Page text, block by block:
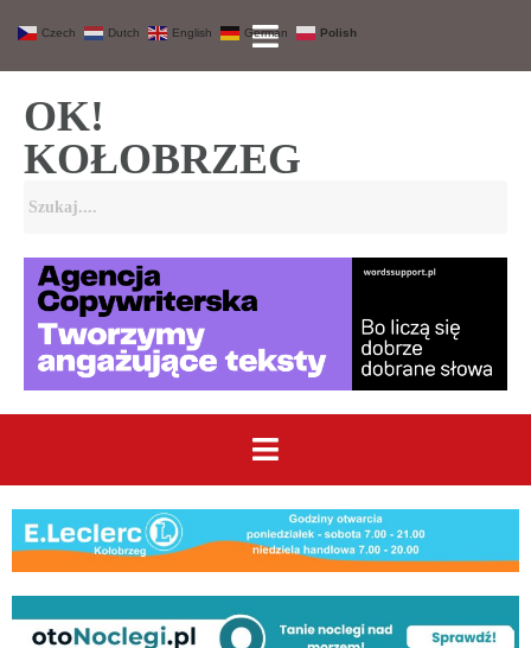
OK!
KOŁOBRZEG
Czech Dutch English German Polish